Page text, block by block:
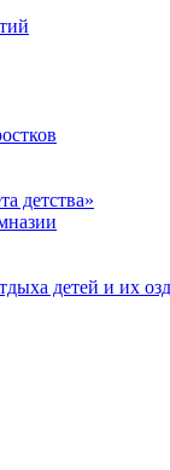
детства»
детей и их